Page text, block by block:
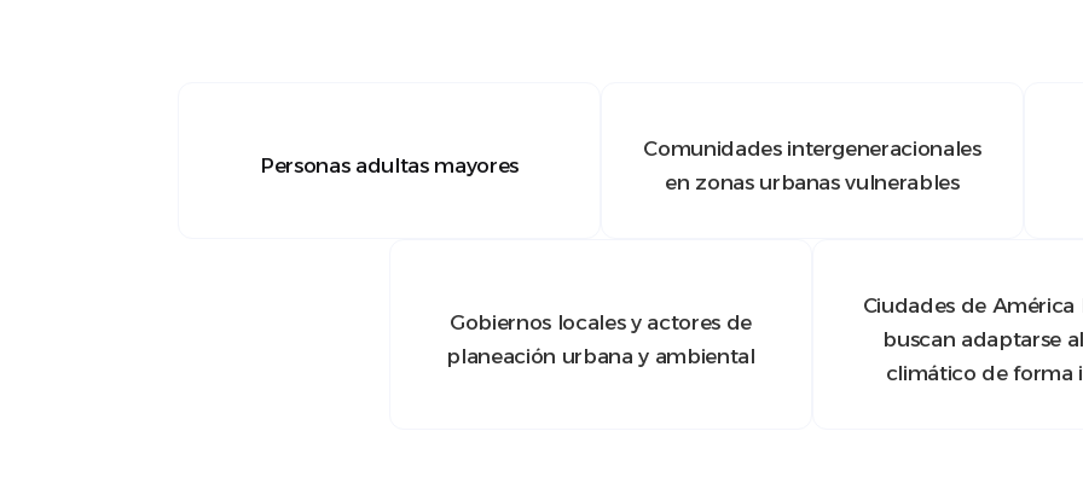
Personas adultas mayores
Comunidades intergeneracionales
en zonas urbanas vulnerables
Gobiernos locales y actores de
planeación urbana y ambiental
Ciudades de América
buscan adaptarse
climático de forma